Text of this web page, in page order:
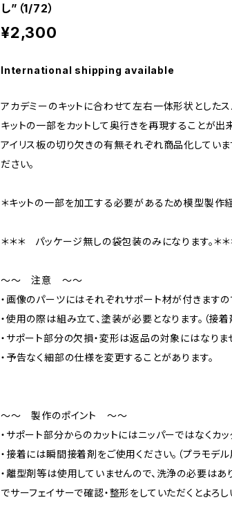
し”（1/72）
¥2,300
International shipping available
アカデミーのキットに合わせて左右一体形状としたス
キットの一部をカットして奥行きを再現することが出
アイリス板の切り欠きの有無それぞれ商品化してい
ださい。
＊キットの一部を加工する必要があるため模型製作
＊＊＊ パッケージ無しの袋包装のみになります。＊＊
～～ 注意 ～～
・画像のパーツにはそれぞれサポート材が付きますの
・使用の際は組み立て、塗装が必要となります。（接着
・サポート部分の欠損・変形は返品の対象にはなりま
・予告なく細部の仕様を変更することがあります。
～～ 製作のポイント ～～
・サポート部分からのカットにはニッパーではなくカ
・接着には瞬間接着剤をご使用ください。（プラモデ
・離型剤等は使用していませんので、洗浄の必要は
でサーフェイサーで確認・整形をしていただくとよろし